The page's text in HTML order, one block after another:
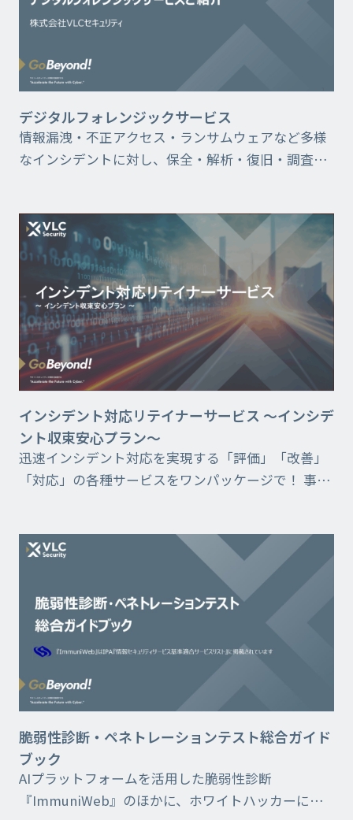
デジタルフォレンジックサービス
情報漏洩・不正アクセス・ランサムウェアなど多様
なインシデントに対し、保全・解析・復旧・調査・
インシデント対応リテイナーサービス ～インシデ
ント収束安心プラン～
迅速インシデント対応を実現する「評価」「改善」
「対応」の各種サービスをワンパッケージで！ 事前
ようにするサー...
脆弱性診断・ペネトレーションテスト総合ガイド
ブック
AIプラットフォームを活用した脆弱性診断
『ImmuniWeb』のほかに、ホワイトハッカーによ